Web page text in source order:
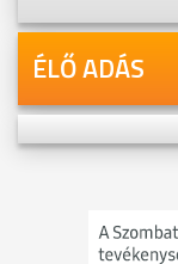
ÉLŐ ADÁS